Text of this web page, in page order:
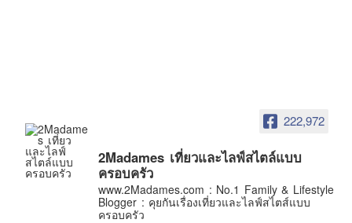
ฮ่องกง
ไต้หวัน
ฟิลิปปินส์
222,972
2Madames เที่ยวและไลฟ์สไตล์แบบ
ครอบครัว
www.2Madames.com : No.1 Family & Lifestyle
Blogger : คุยกันเรื่องเที่ยวและไลฟ์สไตส์แบบ
ครอบครัว